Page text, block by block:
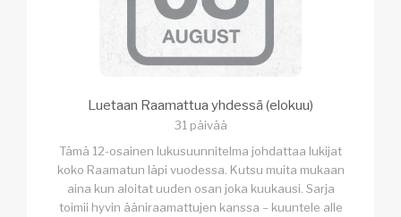
Luetaan Raamattua yhdessä (elokuu)
31 päivää
Tämä 12-osainen lukusuunnitelma johdattaa lukijat
koko Raamatun läpi vuodessa. Kutsu muita mukaan
aina kun aloitat uuden osan joka kuukausi. Sarja
toimii hyvin ääniraamattujen kanssa – kuuntele alle